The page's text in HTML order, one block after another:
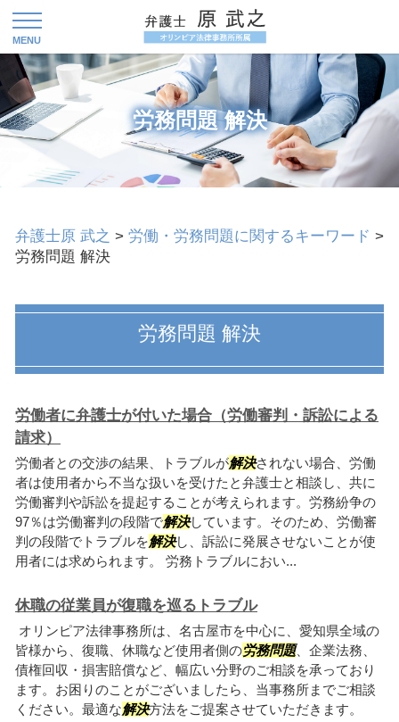
労務問題 解決
弁護士原 武之 > 労働・労務問題に関するキーワード >
労務問題 解決
労務問題 解決
労働者に弁護士が付いた場合（労働審判・訴訟による
請求）
労働者との交渉の結果、トラブルが解決されない場合、労働
者は使用者から不当な扱いを受けたと弁護士と相談し、共に
労働審判や訴訟を提起することが考えられます。労務紛争の
97％は労働審判の段階で解決しています。そのため、労働審
判の段階でトラブルを解決し、訴訟に発展させないことが使
用者には求められます。 労務トラブルにおい...
休職の従業員が復職を巡るトラブル
オリンピア法律事務所は、名古屋市を中心に、愛知県全域の
皆様から、復職、休職など使用者側の労務問題、企業法務、
債権回収・損害賠償など、幅広い分野のご相談を承っており
ます。お困りのことがございましたら、当事務所までご相談
ください。最適な解決方法をご提案させていただきます。